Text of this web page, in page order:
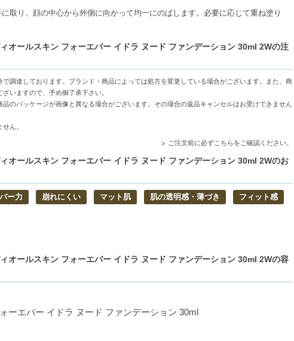
ございます。予めご了承ください。
は日本郵便で発送をさせて頂きます。配送便のご指定はできません。
センター社名が記載されることがあります。
円以上の場合、別途手数料が発生する場合があります。予めご了承ください。
関係で荷物を分割して配送する場合がございます。予めご了承ください。また、
が手数料等の変更はございませんのでご安心ください。
、しっかりとしたカバー力で肌imperfectionsを整えます。
直しの手間を軽減します。
取り、顔の中心から外側に向かって均一にのばします。必要に応じて重ね塗り
オールスキン フォーエバー イドラ ヌード ファンデーション 30ml 2Wの注
調達しております。ブランド・商品によっては処方を変更している場合がございます。また、商
いますので、予め御了承下さい。
のパッケージが画像と異なる場合がございます。その場合の返品キャンセルはお受けできません
ん。
ご注文前に必ずこちらをご確認ください。
オールスキン フォーエバー イドラ ヌード ファンデーション 30ml 2Wのお
ー力 崩れにくい マット肌 肌の透明感・薄づき フィット感
オールスキン フォーエバー イドラ ヌード ファンデーション 30ml 2Wの容
ーエバー イドラ ヌード ファンデーション 30ml